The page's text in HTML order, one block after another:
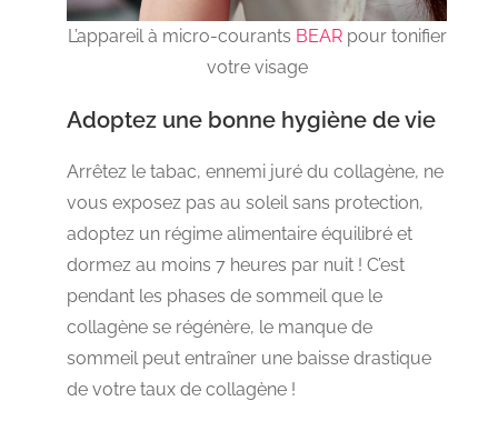
L’appareil à micro-courants BEARpour tonifier
votre visage
Adoptez une bonne hygiène de vie
Arrêtez le tabac, ennemi juré du collagène, ne
vous exposez pas au soleil sans protection,
adoptez un régime alimentaire équilibré et
dormez au moins 7 heures par nuit ! C’est
pendant les phases de sommeil que le
collagène se régénère, le manque de
sommeil peut entraîner une baisse drastique
de votre taux de collagène !